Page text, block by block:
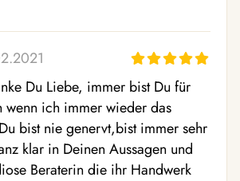
Du Liebe, immer bist Du für
wenn ich immer wieder das
bist nie genervt,bist immer sehr
klar in Deinen Aussagen und
Beraterin die ihr Handwerk